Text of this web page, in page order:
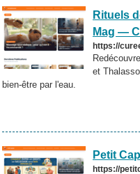
Rituels
Mag —
https://
et
bien-être par l'eau.
Petit
https://